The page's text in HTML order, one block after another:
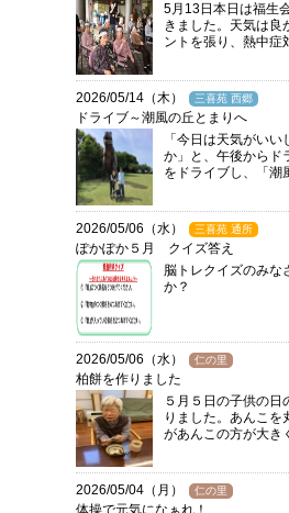
5月13日本日は福生
きました。天気は良
ントを張り、熱中症
2026/05/14（木） 三喜苑 西郷
ドライブ～潮風の丘とまりへ
「今日は天気がい
か」と、午後から
をドライブし、「潮
2026/05/06（水） 三喜苑 通所
ぽかぽか５月 クイズ答え
脳トレクイズのみな
か？
2026/05/06（水） 仁の里
柏餅を作りました
５月５日の子供の
りました。あんこを
があんこの方が大き
2026/05/04（月） 仁の里
体操で元気になぁれ！